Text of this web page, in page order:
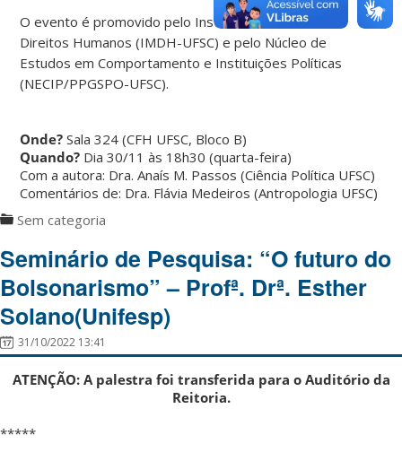
O evento é promovido pelo Instituto Memória e
Direitos Humanos (IMDH-UFSC) e pelo Núcleo de
Estudos em Comportamento e Instituições Políticas
(NECIP/PPGSPO-UFSC).
Onde? Sala 324 (CFH UFSC, Bloco B)
Quando? Dia 30/11 às 18h30 (quarta-feira)
Com a autora: Dra. Anaís M. Passos (Ciência Política UFSC)
Comentários de: Dra. Flávia Medeiros (Antropologia UFSC)
Sem categoria
Seminário de Pesquisa: “O futuro do
Bolsonarismo” – Profª. Drª. Esther
Solano(Unifesp)
31/10/2022 13:41
ATENÇÃO: A palestra foi transferida para o Auditório da
Reitoria.
*****